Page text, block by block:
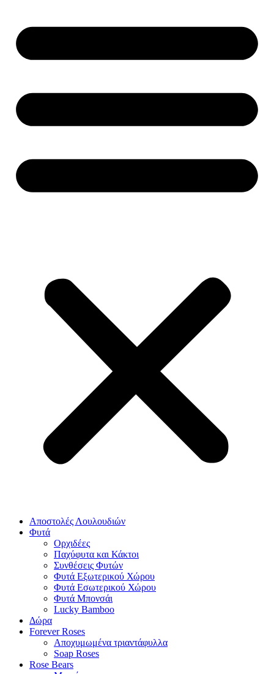
Αποστολές Λουλουδιών
Φυτά
Ορχιδέες
Παχύφυτα και Κάκτοι
Συνθέσεις Φυτών
Φυτά Εξωτερικού Χώρου
Φυτά Εσωτερικού Χώρου
Φυτά Μπονσάι
Lucky Bamboo
Δώρα
Forever Roses
Αποχυμωμένα τριαντάφυλλα
Soap Roses
Rose Βears